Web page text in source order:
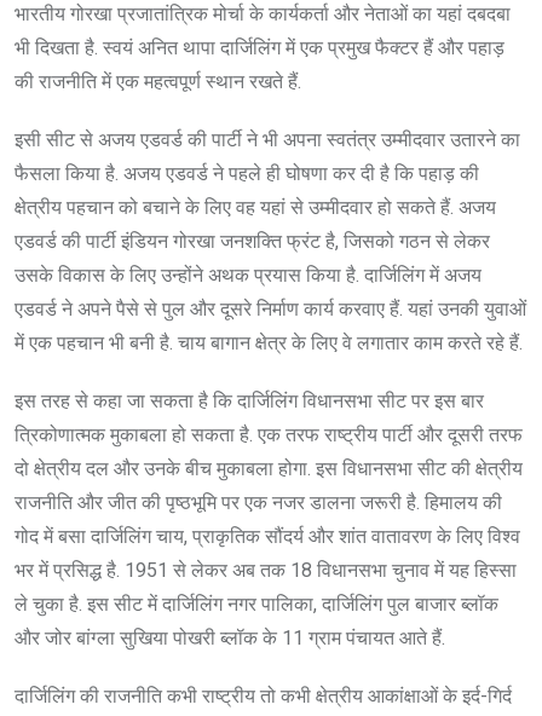
भारतीय गोरखा प्रजातांत्रिक मोर्चा के कार्यकर्ता और नेताओं का यहां दबदबा
भी दिखता है. स्वयं अनित थापा दार्जिलिंग में एक प्रमुख फैक्टर हैं और पहाड़
की राजनीति में एक महत्वपूर्ण स्थान रखते हैं.
इसी सीट से अजय एडवर्ड की पार्टी ने भी अपना स्वतंत्र उम्मीदवार उतारने का
फैसला किया है. अजय एडवर्ड ने पहले ही घोषणा कर दी है कि पहाड़ की
क्षेत्रीय पहचान को बचाने के लिए वह यहां से उम्मीदवार हो सकते हैं. अजय
एडवर्ड की पार्टी इंडियन गोरखा जनशक्ति फ्रंट है, जिसको गठन से लेकर
उसके विकास के लिए उन्होंने अथक प्रयास किया है. दार्जिलिंग में अजय
एडवर्ड ने अपने पैसे से पुल और दूसरे निर्माण कार्य करवाए हैं. यहां उनकी युवाओं
में एक पहचान भी बनी है. चाय बागान क्षेत्र के लिए वे लगातार काम करते रहे हैं.
इस तरह से कहा जा सकता है कि दार्जिलिंग विधानसभा सीट पर इस बार
त्रिकोणात्मक मुकाबला हो सकता है. एक तरफ राष्ट्रीय पार्टी और दूसरी तरफ
दो क्षेत्रीय दल और उनके बीच मुकाबला होगा. इस विधानसभा सीट की क्षेत्रीय
राजनीति और जीत की पृष्ठभूमि पर एक नजर डालना जरूरी है. हिमालय की
गोद में बसा दार्जिलिंग चाय, प्राकृतिक सौंदर्य और शांत वातावरण के लिए विश्व
भर में प्रसिद्ध है. 1951 से लेकर अब तक 18 विधानसभा चुनाव में यह हिस्सा
ले चुका है. इस सीट में दार्जिलिंग नगर पालिका, दार्जिलिंग पुल बाजार ब्लॉक
और जोर बांग्ला सुखिया पोखरी ब्लॉक के 11 ग्राम पंचायत आते हैं.
दार्जिलिंग की राजनीति कभी राष्ट्रीय तो कभी क्षेत्रीय आकांक्षाओं के इर्द-गिर्द